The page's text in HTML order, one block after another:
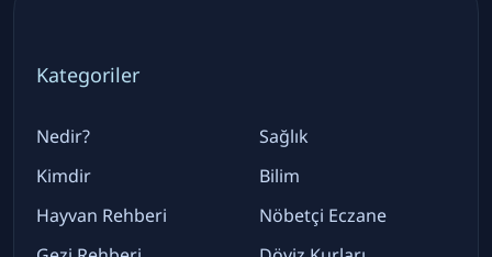
Kategoriler
Nedir?
Kimdir
Hayvan Rehberi
Sağlık
Bilim
Nöbetçi Eczane